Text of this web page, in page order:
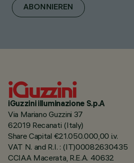
ABONNIEREN
iGuzzini illuminazione S.p.A
Via Mariano Guzzini 37
62019 Recanati (Italy)
Share Capital €21.050.000,00 i.v.
VAT N. and R.I. : (IT)00082630435
CCIAA Macerata, R.E.A. 40632